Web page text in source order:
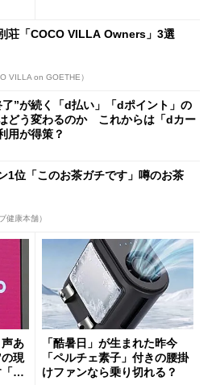
荘「COCO VILLA Owners」3選
VILLA on GOETHE）
了”が続く「d払い」「dポイント」の
どう変わるのか これからは「dカー
用が得策？
1位「このお茶ガチです」噂のお茶
健康本舗）
あ
現
道
「酷暑日」が生まれた昨今
「ペルチェ素子」付きの腰掛
けファンなら乗り切れる？